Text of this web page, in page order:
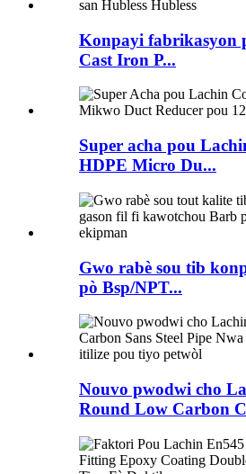
Konpayi fabrikasyon
Cast Iron P...
Super acha pou
HDPE Micro Du...
Gwo rabè sou tib
pò Bsp/NPT...
Nouvo pwodwi cho
Round Low Carbon